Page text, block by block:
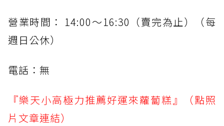
營業時間： 14:00～16:30（賣完為止）（每
週日公休）
電話：無
『樂天小高極力推薦好運來蘿蔔糕』（點照
片文章連結）